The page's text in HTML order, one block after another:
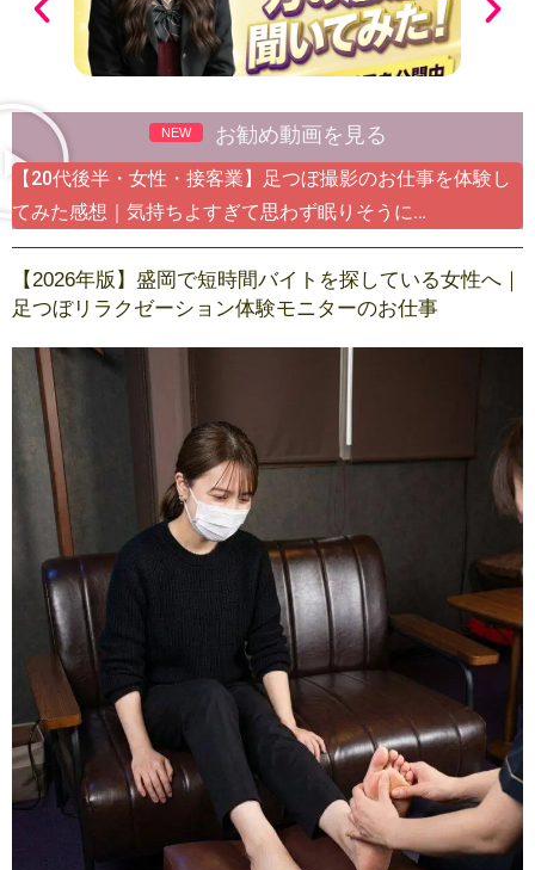
NEW お勧め動画を見る
【20代後半・女性・接客業】足つぼ撮影のお仕事を体験し
てみた感想｜気持ちよすぎて思わず眠りそうに…
【2026年版】盛岡で短時間バイトを探している女性へ｜
足つぼリラクゼーション体験モニターのお仕事